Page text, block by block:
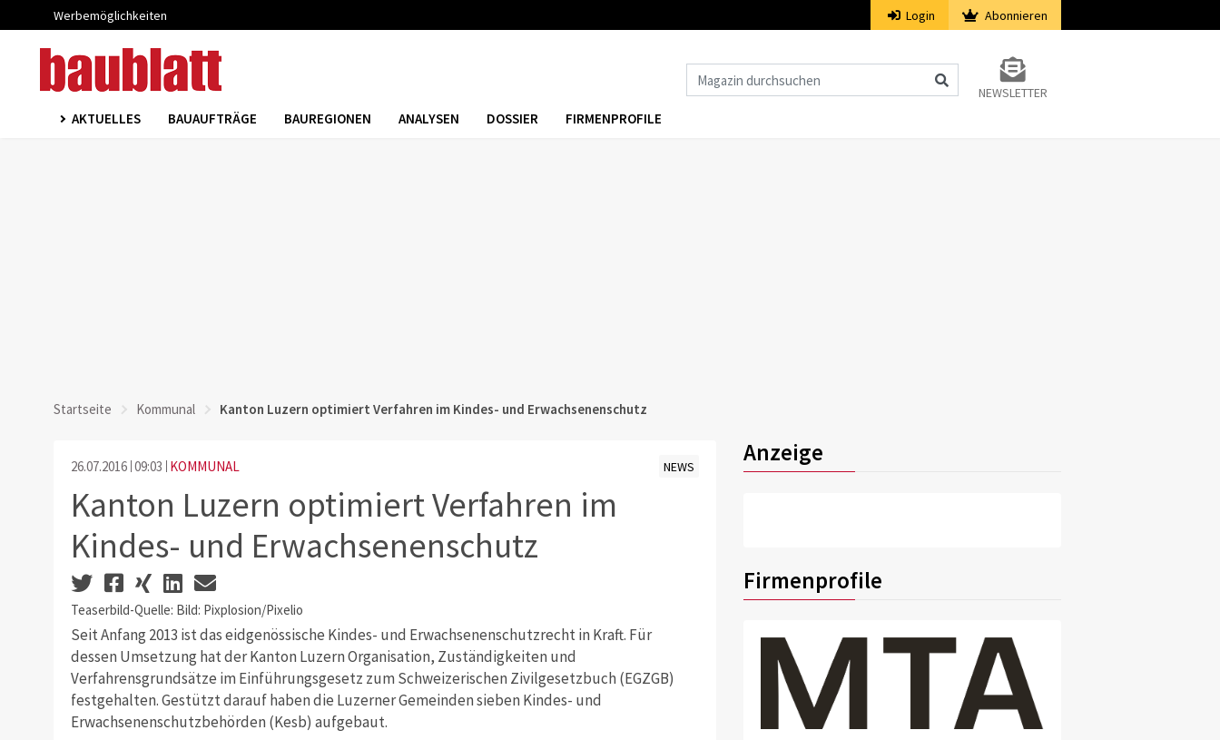
Werbemöglichkeiten Login Abonnieren
NEWSLETTER
AKTUELLES BAUAUFTRÄGE BAUREGIONEN ANALYSEN DOSSIER FIRMENPROFILE
Startseite Kommunal Kanton Luzern optimiert Verfahren im Kindes- und Erwachsenenschutz
26.07.2016 09:03 KOMMUNAL NEWS
Kanton Luzern optimiert Verfahren im
Kindes- und Erwachsenenschutz
Teaserbild-Quelle: Bild: Pixplosion/Pixelio
Seit Anfang 2013 ist das eidgenössische Kindes- und Erwachsenenschutzrecht in Kraft. Für
dessen Umsetzung hat der Kanton Luzern Organisation, Zuständigkeiten und
Verfahrensgrundsätze im Einführungsgesetz zum Schweizerischen Zivilgesetzbuch (EGZGB)
festgehalten. Gestützt darauf haben die Luzerner Gemeinden sieben Kindes- und
Erwachsenenschutzbehörden (Kesb) aufgebaut.
Anzeige
Firmenprofile